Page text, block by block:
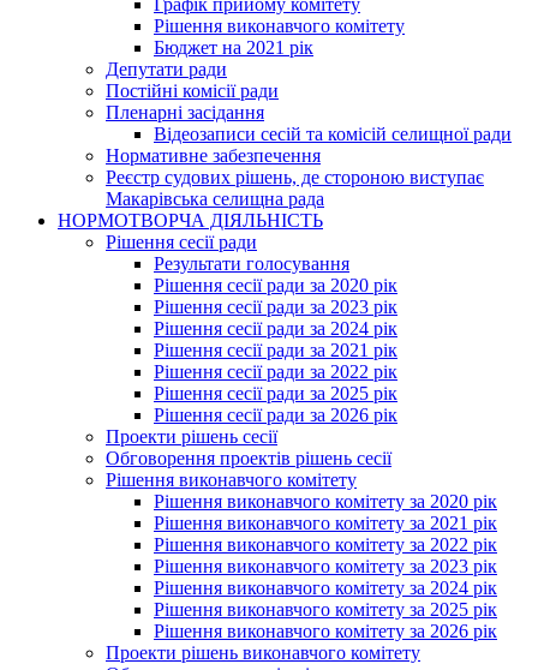
Графік прийому комітету
Рішення виконавчого комітету
Бюджет на 2021 рік
Депутати ради
Постійні комісії ради
Пленарні засідання
Відеозаписи сесій та комісій селищної ради
Нормативне забезпечення
Реєстр судових рішень, де стороною виступає
Макарівська селищна рада
НОРМОТВОРЧА ДІЯЛЬНІСТЬ
Рішення сесії ради
Результати голосування
Рішення сесії ради за 2020 рік
Рішення сесії ради за 2023 рік
Рішення сесії ради за 2024 рік
Рішення сесії ради за 2021 рік
Рішення сесії ради за 2022 рік
Рішення сесії ради за 2025 рік
Рішення сесії ради за 2026 рік
Проекти рішень сесії
Обговорення проектів рішень сесії
Рішення виконавчого комітету
Рішення виконавчого комітету за 2020 рік
Рішення виконавчого комітету за 2021 рік
Рішення виконавчого комітету за 2022 рік
Рішення виконавчого комітету за 2023 рік
Рішення виконавчого комітету за 2024 рік
Рішення виконавчого комітету за 2025 рік
Рішення виконавчого комітету за 2026 рік
Проекти рішень виконавчого комітету